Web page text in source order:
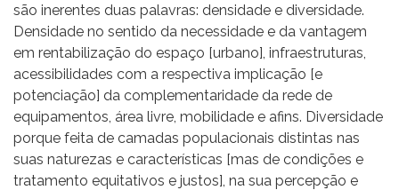
são inerentes duas palavras: densidade e diversidade.
Densidade no sentido da necessidade e da vantagem
em rentabilização do espaço [urbano], infraestruturas,
acessibilidades com a respectiva implicação [e
potenciação] da complementaridade da rede de
equipamentos, área livre, mobilidade e afins. Diversidade
porque feita de camadas populacionais distintas nas
suas naturezas e características [mas de condições e
tratamento equitativos e justos], na sua percepção e